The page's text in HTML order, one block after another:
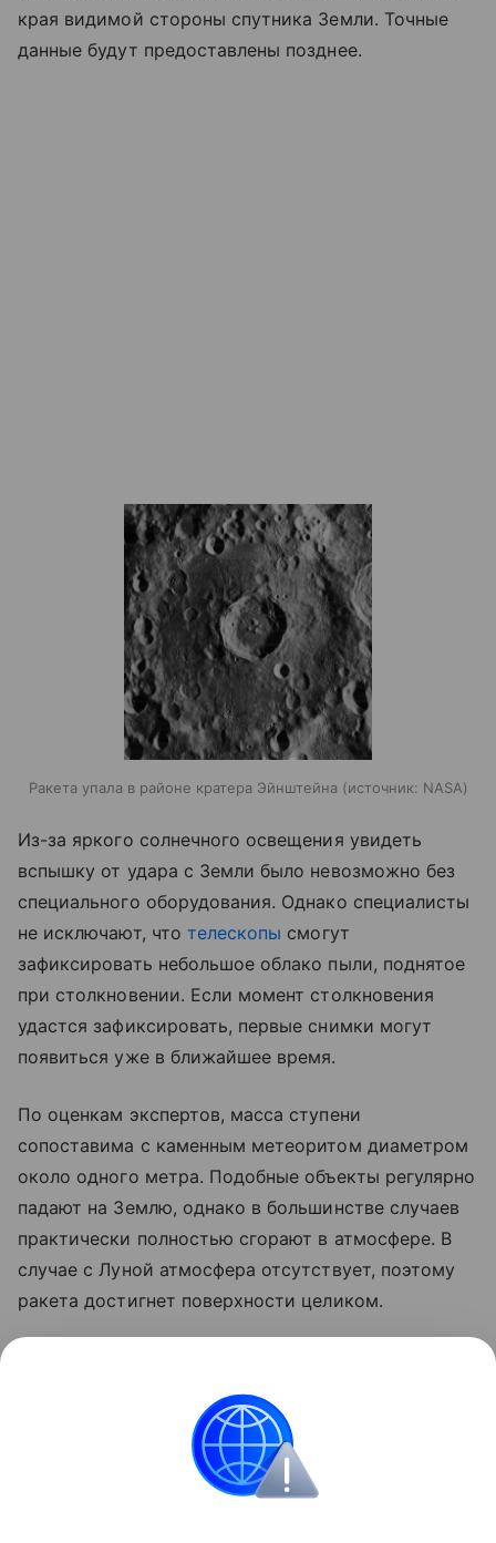
края видимой стороны спутника Земли. Точные
данные будут предоставлены позднее.
Ракета упала в районе кратера Эйнштейна источник: NASA
Из-за яркого солнечного освещения увидеть
вспышку от удара с Земли было невозможно без
специального оборудования. Однако специалисты
не исключают, что телескопы смогут
зафиксировать небольшое облако пыли, поднятое
при столкновении. Если момент столкновения
удастся зафиксировать, первые снимки могут
появиться уже в ближайшее время.
По оценкам экспертов, масса ступени
сопоставима с каменным метеоритом диаметром
около одного метра. Подобные объекты регулярно
падают на Землю, однако в большинстве случаев
практически полностью сгорают в атмосфере. В
случае с Луной атмосфера отсутствует, поэтому
ракета достигнет поверхности целиком.
об атмосфере древней Земли.
Луна российские ученые